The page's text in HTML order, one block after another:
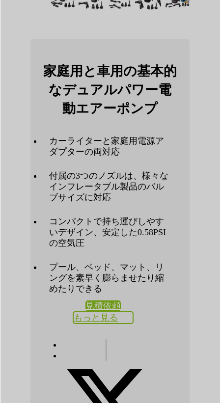
家庭用と車用の基本的
なデュアルパワー電
動エアーポンプ
カーライターと家庭用電源ア
ダプターの両対応
付属の3つのノズルは、様々な
インフレータブル製品のバル
ブサイズに対応
コンパクトで持ち運びしやす
いデザイン、安定した0.58PSI
の空気圧
プール、ベッド、マット、リ
ングを素早く膨らませたり縮
めたりできる
見積依頼
もっと見る